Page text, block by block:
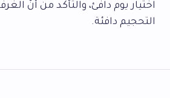
اختيار يوم دافئ، والتأكد من أنّ
التحجيم دافئة.